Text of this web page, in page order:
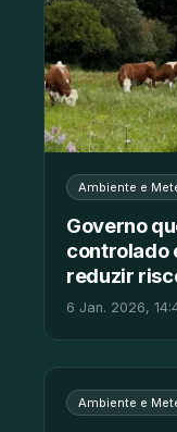
Ambiente e
Governo
controlado
reduzir
6 Jan. 2026,
Ambiente e